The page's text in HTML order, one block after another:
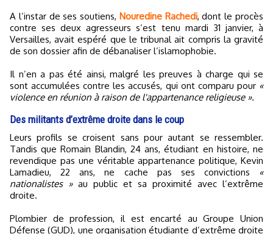
A l’instar de ses soutiens, Nouredine Rachedi, dont le procès
contre ses deux agresseurs s’est tenu mardi 31 janvier, à
Versailles, avait espéré que le tribunal ait compris la gravité
de son dossier afin de débanaliser l’islamophobie.
Il n’en a pas été ainsi, malgré les preuves à charge qui se
sont accumulées contre les accusés, qui ont comparu pour «
violence en réunion à raison de l'appartenance religieuse ».
Des militants d’extrême droite dans le coup
Leurs profils se croisent sans pour autant se ressembler.
Tandis que Romain Blandin, 24 ans, étudiant en histoire, ne
revendique pas une véritable appartenance politique, Kevin
Lamadieu, 22 ans, ne cache pas ses convictions
«
nationalistes »au public et sa proximité avec l’extrême
droite.
Plombier de profession, il est encarté au Groupe Union
Défense (GUD), une organisation étudiante d’extrême droite